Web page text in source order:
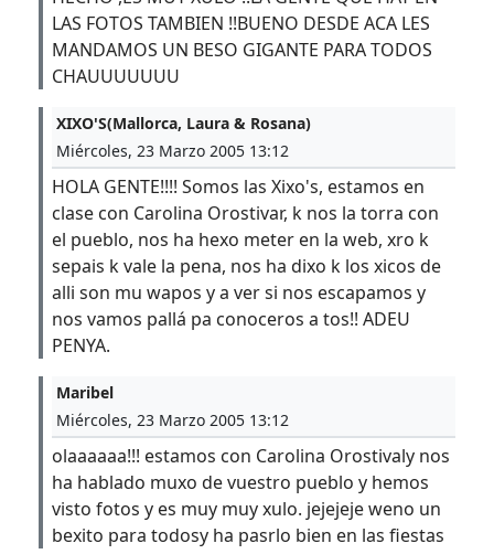
LAS FOTOS TAMBIEN !!BUENO DESDE ACA LES
MANDAMOS UN BESO GIGANTE PARA TODOS
CHAUUUUUUU
XIXO'S(Mallorca, Laura & Rosana)
Miércoles, 23 Marzo 2005 13:12
HOLA GENTE!!!! Somos las Xixo's, estamos en
clase con Carolina Orostivar, k nos la torra con
el pueblo, nos ha hexo meter en la web, xro k
sepais k vale la pena, nos ha dixo k los xicos de
alli son mu wapos y a ver si nos escapamos y
nos vamos pallá pa conoceros a tos!! ADEU
PENYA.
Maribel
Miércoles, 23 Marzo 2005 13:12
olaaaaaa!!! estamos con Carolina Orostivaly nos
ha hablado muxo de vuestro pueblo y hemos
visto fotos y es muy muy xulo. jejejeje weno un
bexito para todosy ha pasrlo bien en las fiestas